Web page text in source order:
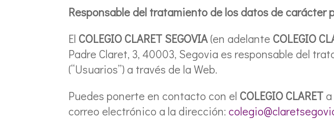
Responsable del tratamiento de los datos de carácter
El COLEGIO CLARET SEGOVIA(en adelante COLEGIO
Padre Claret, 3, 40003, Segovia es responsable del
(“Usuarios”) a través de la Web.
Puedes ponerte en contacto con el COLEGIO CLARET
correo electrónico a la dirección: